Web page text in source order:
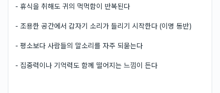
- 휴식을 취해도 귀의 먹먹함이 반복된다
- 조용한 공간에서 갑자기 소리가 들리기 시작한다 (이명 동반)
- 평소보다 사람들의 말소리를 자주 되묻는다
- 집중력이나 기억력도 함께 떨어지는 느낌이 든다